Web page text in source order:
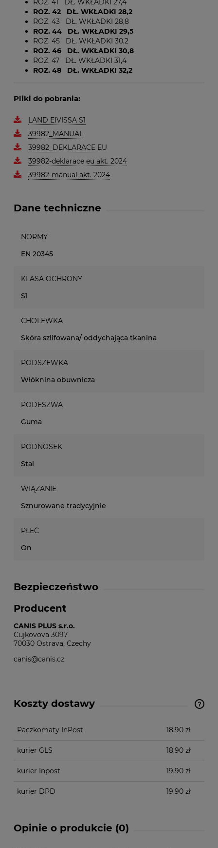
ROZ. 41 DŁ. WKŁADKI 27,4
ROZ. 42 DŁ. WKŁADKI 28,2
ROZ. 43 DŁ. WKŁADKI 28,8
ROZ. 44 DŁ. WKŁADKI 29,5
ROZ. 45 DŁ. WKŁADKI 30,2
ROZ. 46 DŁ. WKŁADKI 30,8
ROZ. 47 DŁ. WKŁADKI 31,4
ROZ. 48 DŁ. WKŁADKI 32,2
Pliki do pobrania:
LAND EIVISSA S1
39982_MANUAL
39982_DEKLARACE EU
39982-deklarace eu akt. 2024
39982-manual akt. 2024
Dane techniczne
NORMY
EN 20345
KLASA OCHRONY
S1
CHOLEWKA
Skóra szlifowana/ oddychająca tkanina
PODSZEWKA
Włóknina obuwnicza
PODESZWA
Guma
PODNOSEK
Stal
WIĄZANIE
Sznurowane tradycyjnie
PŁEĆ
On
Bezpieczeństwo
Producent
CANIS PLUS s.r.o.
Cujkovova 3097
70030 Ostrava, Czechy
canis@canis.cz
Koszty dostawy
Cena nie zawiera ewentualnych kosztów płatności
Paczkomaty InPost 18,90 zł
kurier GLS 18,90 zł
kurier Inpost 19,90 zł
kurier DPD 19,90 zł
Opinie o produkcie (0)